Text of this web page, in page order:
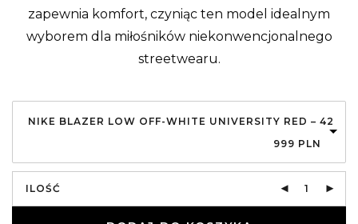
zapewnia komfort, czyniąc ten model idealnym
wyborem dla miłośników niekonwencjonalnego
streetwearu.
NIKE BLAZER LOW OFF-WHITE UNIVERSITY RED – 42
999 PLN
ILOŚĆ